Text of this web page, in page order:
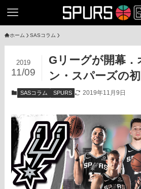
ホーム SASコラム
Gリーグが開幕．
ン・スパーズの
2019
11/09
SASコラム SPURS 2019年11月9日